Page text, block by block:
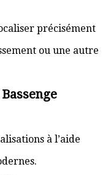
précisément
ou une autre
à l’aide